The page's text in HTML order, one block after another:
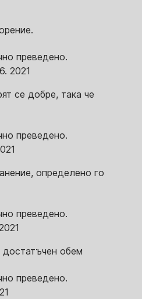
преведено.
2021
се добре, така че
преведено.
определено го
преведено.
обем
преведено.